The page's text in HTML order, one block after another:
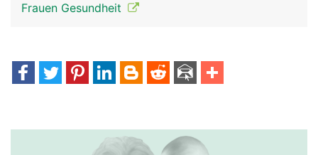
Frauen Gesundheit